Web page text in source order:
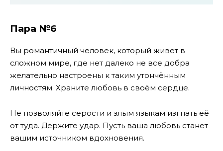
Пара №6
Вы романтичный человек, который живет в
сложном мире, где нет далеко не все добра
желательно настроены к таким утончённым
личностям. Храните любовь в своём сердце.
Не позволяйте серости и злым языкам изгнать её
от туда. Держите удар. Пусть ваша любовь станет
вашим источником вдохновения.